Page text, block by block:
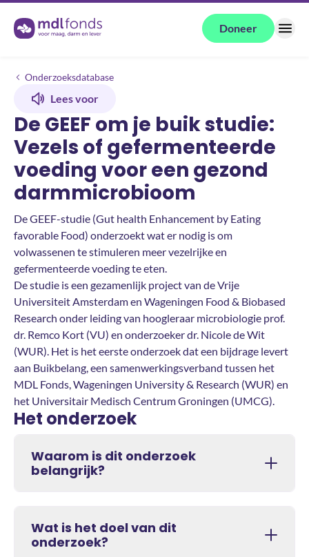
Terug naar de homepage Doneer
Onderzoeken
Onderzoeksdatabase
De GEEF om je buik studie: Vezels of gefermenteerde voeding voor
Lees voor
De GEEF om je buik studie:
Vezels of gefermenteerde
voeding voor een gezond
darmmicrobioom
De GEEF-studie (Gut health Enhancement by Eating
favorable Food) onderzoekt wat er nodig is om
volwassenen te stimuleren meer vezelrijke en
gefermenteerde voeding te eten.
De studie is een gezamenlijk project van de Vrije
Universiteit Amsterdam en Wageningen Food & Biobased
Research onder leiding van hoogleraar microbiologie prof.
dr. Remco Kort (VU) en onderzoeker dr. Nicole de Wit
(WUR). Het is het eerste onderzoek dat een bijdrage levert
aan Buikbelang, een samenwerkingsverband tussen het
MDL Fonds, Wageningen University & Research (WUR) en
het Universitair Medisch Centrum Groningen (UMCG).
Het onderzoek
Waarom is dit onderzoek
belangrijk?
Wat is het doel van dit
onderzoek?